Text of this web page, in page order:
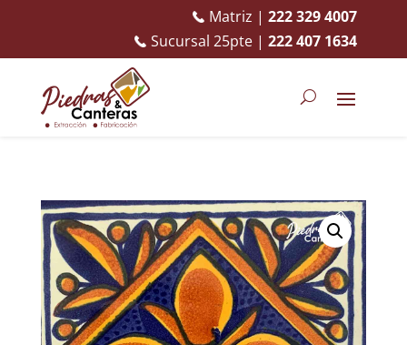
Matriz | 222 329 4007
Sucursal 25pte | 222 407 1634